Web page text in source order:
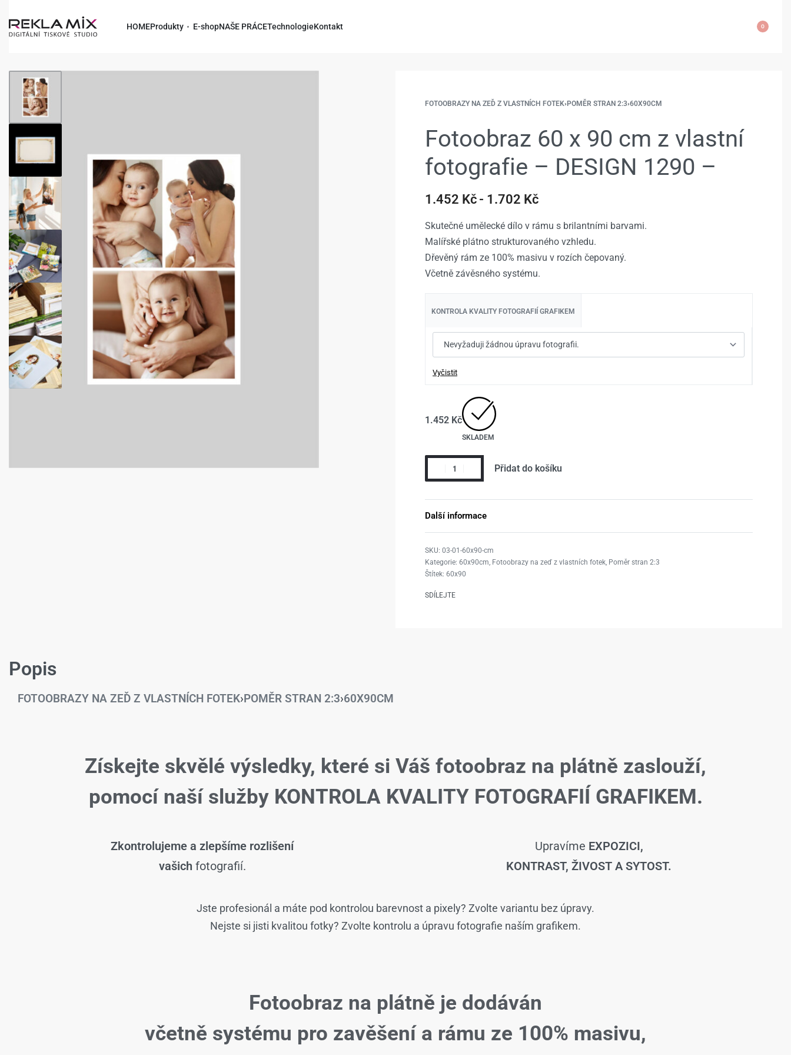
HOMEProdukty E-shopNAŠE PRÁCETechnologieKontakt 0
FOTOOBRAZY NA ZEĎ Z VLASTNÍCH FOTEK› POMĚR STRAN 2:3›60X90CM
1.702 Kč
1.702 Kč
Fotoobraz 60 x 90 cm z vlastní
fotografie – DESIGN 1290 –
1.452 Kč 1.702 Kč
Skutečné umělecké dílo v rámu s brilantními barvami.
Malířské plátno strukturovaného vzhledu.
Dřevěný rám ze 100% masivu v rozích čepovaný.
Včetně závěsného systému.
KONTROLA KVALITY FOTOGRAFIÍ GRAFIKEM
Vyčistit
1.452 Kč
SKLADEM
Přidat do košíku
Další informace
03-01-60x90-cm
Kategorie: 60x90cm, Fotoobrazy na zeď z vlastních fotek, Poměr stran 2:3
Štítek: 60x90
SDÍLEJTE
Popis
FOTOOBRAZY NA ZEĎ Z VLASTNÍCH FOTEK›POMĚR STRAN 2:3›60X90CM
Získejte skvělé výsledky, které si Váš fotoobraz na plátně zaslouží,
pomocí naší služby KONTROLA KVALITY FOTOGRAFIÍ GRAFIKEM.
Zkontrolujeme a zlepšíme rozlišení
vašich fotografií.
Upravíme EXPOZICI,
KONTRAST, ŽIVOST A SYTOST.
Jste profesionál a máte pod kontrolou barevnost a pixely? Zvolte variantu bez úpravy.
Nejste si jisti kvalitou fotky? Zvolte kontrolu a úpravu fotografie naším grafikem.
Fotoobraz na plátně je dodáván
včetně systému pro zavěšení a rámu ze 100% masivu,